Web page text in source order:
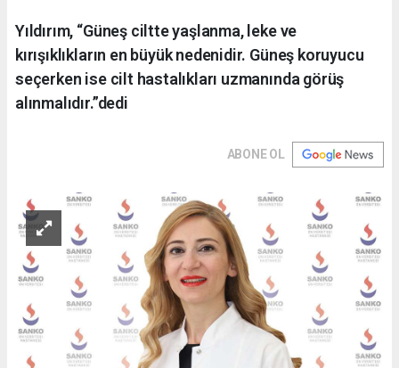
Yıldırım, “Güneş ciltte yaşlanma, leke ve
kırışıklıkların en büyük nedenidir. Güneş koruyucu
seçerken ise cilt hastalıkları uzmanında görüş
alınmalıdır.”dedi
ABONE OL